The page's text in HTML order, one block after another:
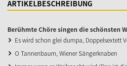
ARTIKELBESCHREIBUNG
Berühmte Chöre singen die schönsten
Es wird schon glei dumpa, Doppelsextett
O Tannenbaum, Wiener Sängerknaben